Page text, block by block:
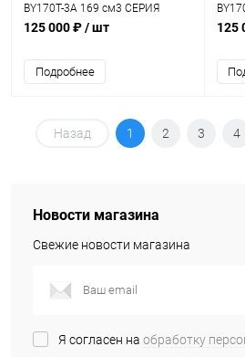
BY170T-3A 169 см3 СЕРИЯ
N1700 MATT WHITE/MATT
125 000 ₽/ шт
Подробнее
125
Назад 1 2 3 4
Новости магазина
Свежие новости магазина
Я согласен на обработку